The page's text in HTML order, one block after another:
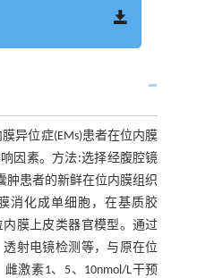
异位症(EMs)患者在位内膜
因素。方法:选择经腹腔镜
肿患者的新鲜在位内膜组织
消化成单细胞，在基质胶
内膜上皮类器官模型。通过
射电镜检测等，与原在位
激素1、5、10nmol/L干预